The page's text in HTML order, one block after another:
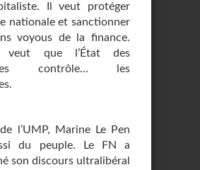
Il veut protéger
nationale et sanctionner
voyous de la finance.
que l’État des
contrôle… les
l’UMP, Marine Le Pen
du peuple. Le FN a
son discours ultralibéral